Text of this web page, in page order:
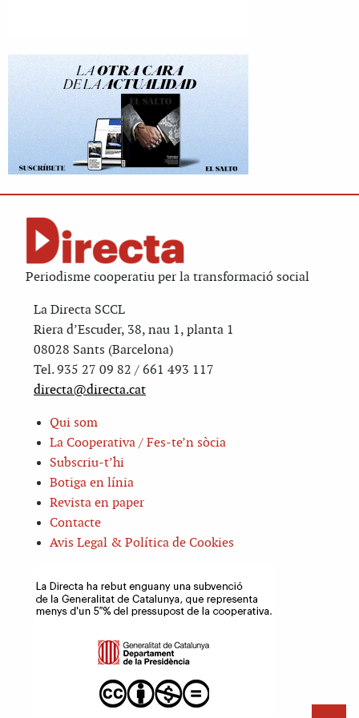
Periodisme cooperatiu per la transformació social
La Directa SCCL
Riera d’Escuder, 38, nau 1, planta 1
08028 Sants (Barcelona)
Tel. 935 27 09 82 / 661 493 117
directa@directa.cat
Qui som
La Cooperativa / Fes-te’n sòcia
Subscriu-t’hi
Botiga en línia
Revista en paper
Contacte
Avis Legal & Política de Cookies